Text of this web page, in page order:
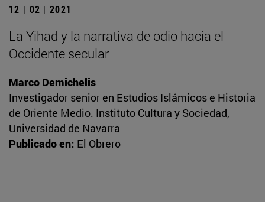
12 | 02 | 2021
La Yihad y la narrativa de odio hacia el
Occidente secular
Marco Demichelis
Investigador senior en Estudios Islámicos e Historia
de Oriente Medio. Instituto Cultura y Sociedad,
Universidad de Navarra
Publicado en: El Obrero